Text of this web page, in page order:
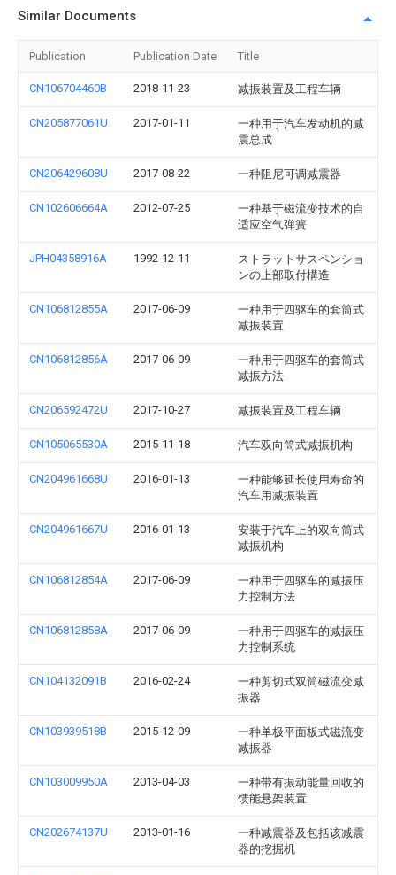
Similar Documents
Publication Publication Date Title
CN106704460B 2018-11-23 减振装置及工程车辆
CN205877061U 2017-01-11
一种用于汽车发动机的减
震总成
CN206429608U 2017-08-22 一种阻尼可调减震器
CN102606664A 2012-07-25
一种基于磁流变技术的自
适应空气弹簧
JPH04358916A 1992-12-11
ストラットサスペンショ
ンの上部取付構造
CN106812855A 2017-06-09
一种用于四驱车的套筒式
减振装置
CN106812856A 2017-06-09
一种用于四驱车的套筒式
减振方法
CN206592472U 2017-10-27 减振装置及工程车辆
CN105065530A 2015-11-18 汽车双向筒式减振机构
CN204961668U 2016-01-13
一种能够延长使用寿命的
汽车用减振装置
CN204961667U 2016-01-13
安装于汽车上的双向筒式
减振机构
CN106812854A 2017-06-09
一种用于四驱车的减振压
力控制方法
CN106812858A 2017-06-09
一种用于四驱车的减振压
力控制系统
CN104132091B 2016-02-24
一种剪切式双筒磁流变减
振器
CN103939518B 2015-12-09
一种单极平面板式磁流变
减振器
CN103009950A 2013-04-03
一种带有振动能量回收的
馈能悬架装置
CN202674137U 2013-01-16
一种减震器及包括该减震
器的挖掘机